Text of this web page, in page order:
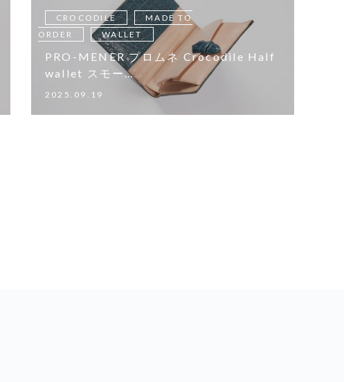
CROCODILE
MADE TO
ORDER
WALLET
PRO-MENER プロムネ Crocodile Half
wallet スモー…
2025.09.19